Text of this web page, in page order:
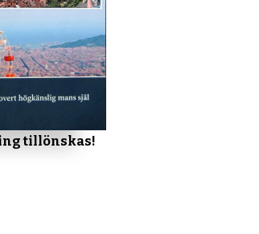
tillönskas!